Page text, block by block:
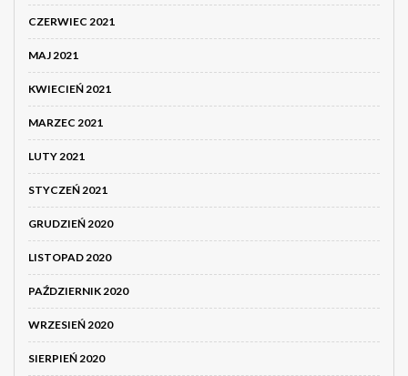
CZERWIEC 2021
MAJ 2021
KWIECIEŃ 2021
MARZEC 2021
LUTY 2021
STYCZEŃ 2021
GRUDZIEŃ 2020
LISTOPAD 2020
PAŹDZIERNIK 2020
WRZESIEŃ 2020
SIERPIEŃ 2020